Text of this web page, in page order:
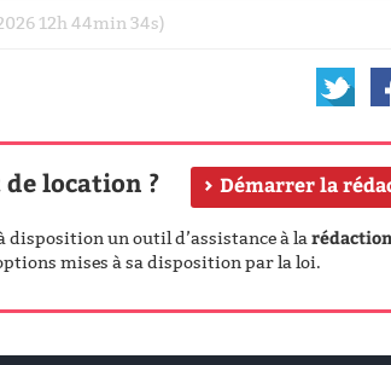
12h 44min 34s)
location ? Démarrer la
disposition un outil d’assistance à la
mises à sa disposition par la loi.